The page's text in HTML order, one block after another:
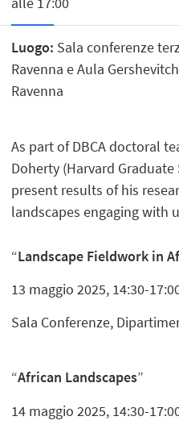
Luogo: Sala conferenze
Ravenna e Aula
Ravenna
As part of DBCA doctoral
Doherty (Harvard
present results of his
landscapes engaging with
“Landscape Fieldwork in
13 maggio 2025, 14:30-
Sala Conferenze,
“African Landscapes”
14 maggio 2025, 14:30-